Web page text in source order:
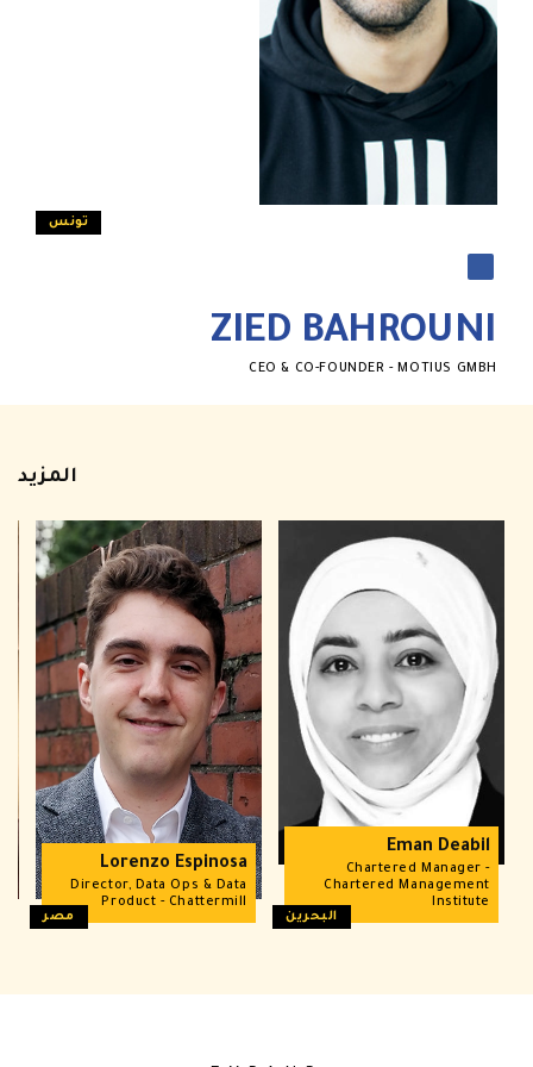
تونس
ZIED BAHROUNI
CEO & CO-FOUNDER - MOTIUS GMBH
المزيد
Eman Deabil
Chartered Manager -
Chartered Management
Institute
البحرين
Lorenzo Espinosa
Director, Data Ops & Data
Product - Chattermill
مصر